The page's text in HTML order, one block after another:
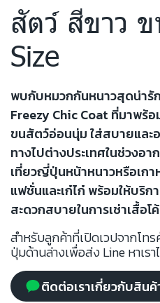
สัตว์ สีขาว
Size
พบกับหมวกกันหนาวสุดน่ารั
Freezy Chic Coat ที่มาพร้
ขนสัตว์อ่อนนุ่ม ใส่สบายและ
ทางไปต่างประเทศในช่วงอา
เที่ยวญี่ปุ่นหน้าหนาวหรือเก
แฟชั่นและเก๋ไก๋ พร้อมให้บริก
สะดวกสบายในการเช่าเสื้อโ
สำหรับลูกค้าที่เปิดเวปจากโ
ปุ่มด้านล่างเพื่อส่ง Line หาเรา
ติดต่อเราเกี่ยวกับสิน